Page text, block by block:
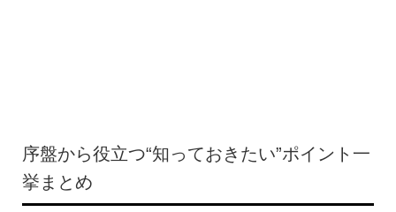
序盤から役立つ“知っておきたい”ポイント一
挙まとめ